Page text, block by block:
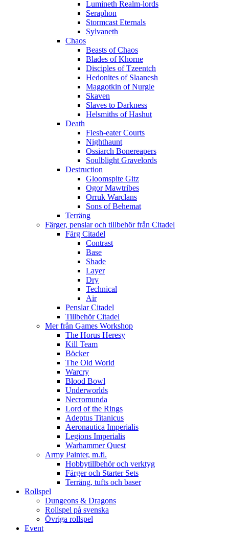
Lumineth Realm-lords
Seraphon
Stormcast Eternals
Sylvaneth
Chaos
Beasts of Chaos
Blades of Khorne
Disciples of Tzeentch
Hedonites of Slaanesh
Maggotkin of Nurgle
Skaven
Slaves to Darkness
Helsmiths of Hashut
Death
Flesh-eater Courts
Nighthaunt
Ossiarch Bonereapers
Soulblight Gravelords
Destruction
Gloomspite Gitz
Ogor Mawtribes
Orruk Warclans
Sons of Behemat
Terräng
Färger, penslar och tillbehör från Citadel
Färg Citadel
Contrast
Base
Shade
Layer
Dry
Technical
Air
Penslar Citadel
Tillbehör Citadel
Mer från Games Workshop
The Horus Heresy
Kill Team
Böcker
The Old World
Warcry
Blood Bowl
Underworlds
Necromunda
Lord of the Rings
Adeptus Titanicus
Aeronautica Imperialis
Legions Imperialis
Warhammer Quest
Army Painter, m.fl.
Hobbytillbehör och verktyg
Färger och Starter Sets
Terräng, tufts och baser
Rollspel
Dungeons & Dragons
Rollspel på svenska
Övriga rollspel
Event